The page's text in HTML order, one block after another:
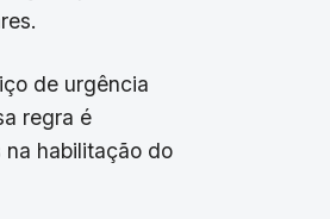
de urgência
regra é
habilitação do